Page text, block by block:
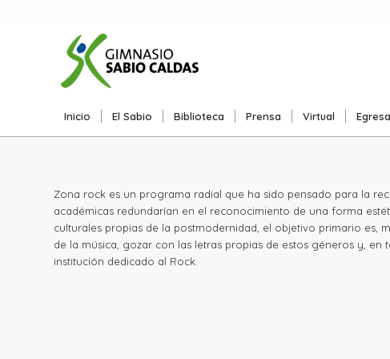
Inicio El Sabio Biblioteca Prensa Virtual
LITERADIO
Zona rock es un programa radial que ha sido pensado para la
académicas redundarían en el reconocimiento de una forma
culturales propias de la postmodernidad, el objetivo primario es,
de la música, gozar con las letras propias de estos géneros y,
institución dedicado al Rock.